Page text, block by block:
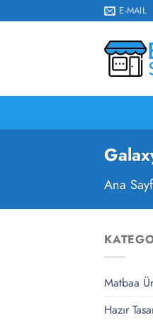
atla
E-MAIL
Ana
Matbaa
Hazır